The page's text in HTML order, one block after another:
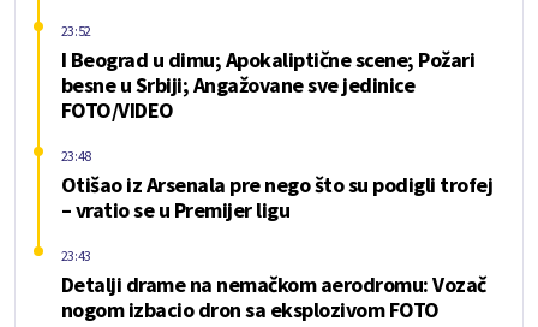
I Beograd u dimu; Apokaliptične scene; Požari
besne u Srbiji; Angažovane sve jedinice
FOTO/VIDEO
23:52
Otišao iz Arsenala pre nego što su podigli trofej
– vratio se u Premijer ligu
23:48
Detalji drame na nemačkom aerodromu: Vozač
nogom izbacio dron sa eksplozivom FOTO
23:43